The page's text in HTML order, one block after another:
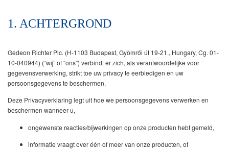
1. ACHTERGROND
Gedeon Richter Plc. (H-1103 Budapest, Gyömrői út 19-21., Hungary, Cg. 01-
10-040944) (“wij” of “ons”) verbindt er zich, als verantwoordelijke voor
gegevensverwerking, strikt toe uw privacy te eerbiedigen en uw
persoonsgegevens te beschermen.
Deze Privacyverklaring legt uit hoe we persoonsgegevens verwerken en
beschermen wanneer u,
ongewenste reacties/bijwerkingen op onze producten hebt gemeld,
informatie vraagt over één of meer van onze producten, of